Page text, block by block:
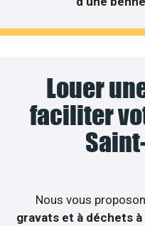
Louer
faciliter
Nous vous
gravats et à déchets